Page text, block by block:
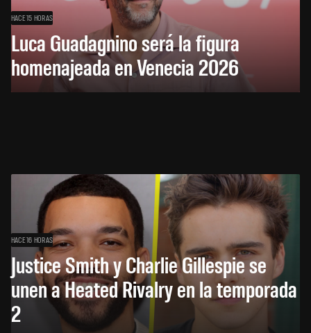
HACE 15 HORAS
Luca Guadagnino será la figura
homenajeada en Venecia 2026
HACE 16 HORAS
Justice Smith y Charlie Gillespie se
unen a Heated Rivalry en la temporada
2